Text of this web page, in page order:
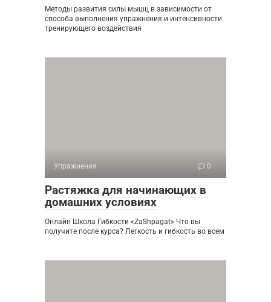
Методы развития силы мышц в зависимости от
способа выполнения упражнения и интенсивности
тренирующего воздействия
Упражнения 0
Растяжка для начинающих в
домашних условиях
Онлайн Школа Гибкости «ZaShpagat» Что вы
получите после курса? Легкость и гибкость во всем